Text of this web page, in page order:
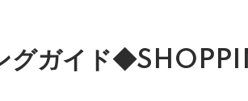
グガイド